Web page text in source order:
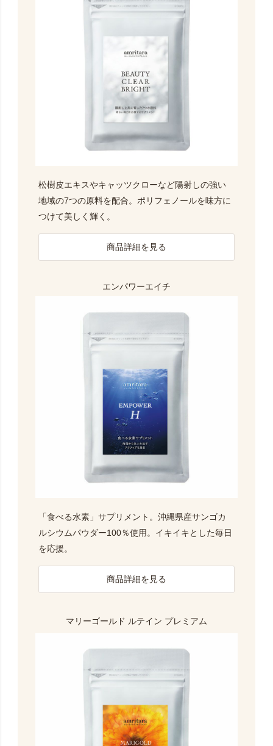
松樹皮エキスやキャッツクローなど陽射しの強い
地域の7つの原料を配合。ポリフェノールを味方に
つけて美しく輝く。
商品詳細を見る
エンパワーエイチ
「食べる水素」サプリメント。沖縄県産サンゴカ
ルシウムパウダー100％使用。イキイキとした毎日
を応援。
商品詳細を見る
マリーゴールド ルテイン プレミアム